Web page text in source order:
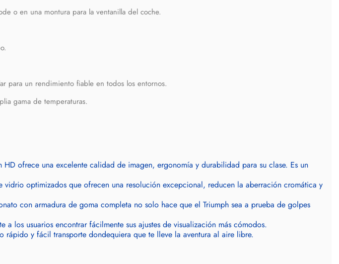
o en una montura para la ventanilla del coche.
para un rendimiento fiable en todos los entornos.
gama de temperaturas.
ofrece una excelente calidad de imagen, ergonomía y durabilidad para su clase. Es un
optimizados que ofrecen una resolución excepcional, reducen la aberración cromática y
con armadura de goma completa no solo hace que el Triumph sea a prueba de golpes
los usuarios encontrar fácilmente sus ajustes de visualización más cómodos.
rápido y fácil transporte dondequiera que te lleve la aventura al aire libre.